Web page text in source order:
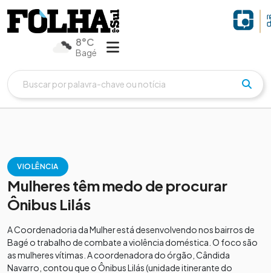
8°C
Bagé
VIOLÊNCIA
Mulheres têm medo de procurar
Ônibus Lilás
A Coordenadoria da Mulher está desenvolvendo nos bairros de
Bagé o trabalho de combate a violência doméstica. O foco são
as mulheres vítimas. A coordenadora do órgão, Cândida
Navarro, contou que o Ônibus Lilás (unidade itinerante do